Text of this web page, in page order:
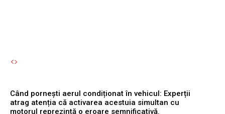
Când pornești aerul condiționat în vehicul: Experții
atrag atenția că activarea acestuia simultan cu
motorul reprezintă o eroare semnificativă.